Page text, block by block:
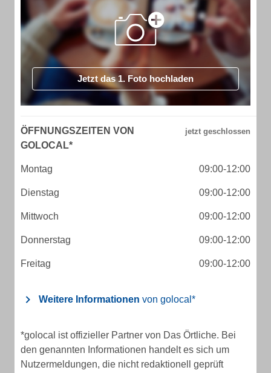
Jetzt das 1. Foto hochladen
ÖFFNUNGSZEITEN VON
GOLOCAL*
Montag 09:00-12:00
Dienstag 09:00-12:00
Mittwoch 09:00-12:00
Donnerstag 09:00-12:00
Freitag 09:00-12:00
Weitere Informationen von golocal*
*golocal ist offizieller Partner von Das Örtliche. Bei
den genannten Informationen handelt es sich um
Nutzermeldungen, die nicht redaktionell geprüft